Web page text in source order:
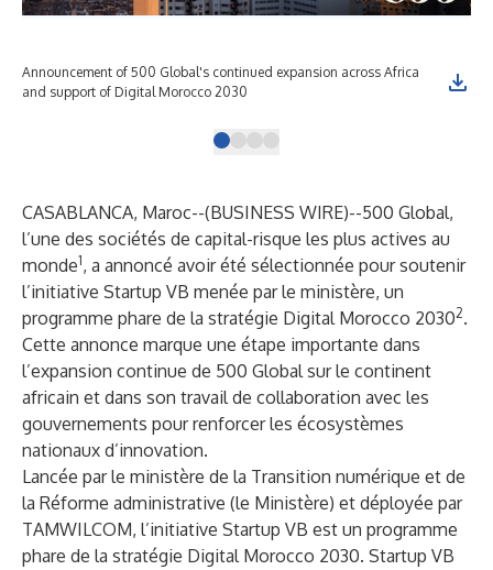
Announcement of 500 Global's continued expansion across Africa
and support of Digital Morocco 2030
CASABLANCA, Maroc--(BUSINESS WIRE)--500 Global,
l’une des sociétés de capital-risque les plus actives au
monde1, a annoncé avoir été sélectionnée pour soutenir
l’initiative Startup VB menée par le ministère, un
programme phare de la stratégie Digital Morocco 20302.
Cette annonce marque une étape importante dans
l’expansion continue de 500 Global sur le continent
africain et dans son travail de collaboration avec les
gouvernements pour renforcer les écosystèmes
nationaux d’innovation.
Lancée par le ministère de la Transition numérique et de
la Réforme administrative (le Ministère) et déployée par
TAMWILCOM, l’initiative Startup VB est un programme
phare de la stratégie Digital Morocco 2030. Startup VB